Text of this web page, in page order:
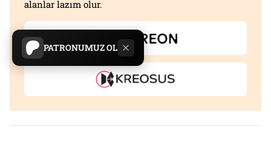
PATRONUMUZ OL
alanlar lazım olur.